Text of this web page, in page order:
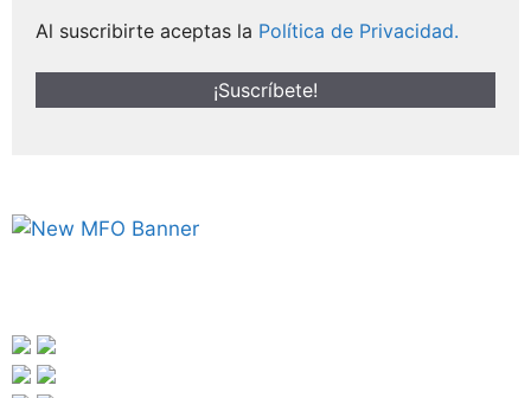
Al suscribirte aceptas la Política de Privacidad.